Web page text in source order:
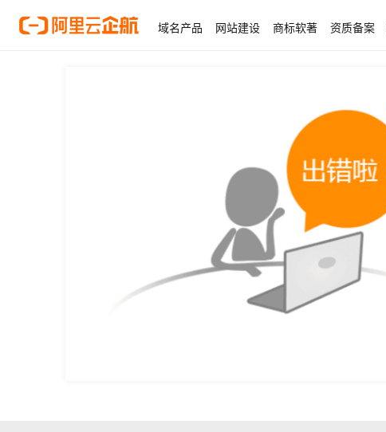
域名产品 网站建设 商标软著 资质备案